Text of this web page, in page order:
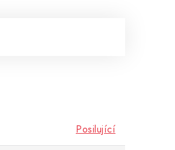
Posilující